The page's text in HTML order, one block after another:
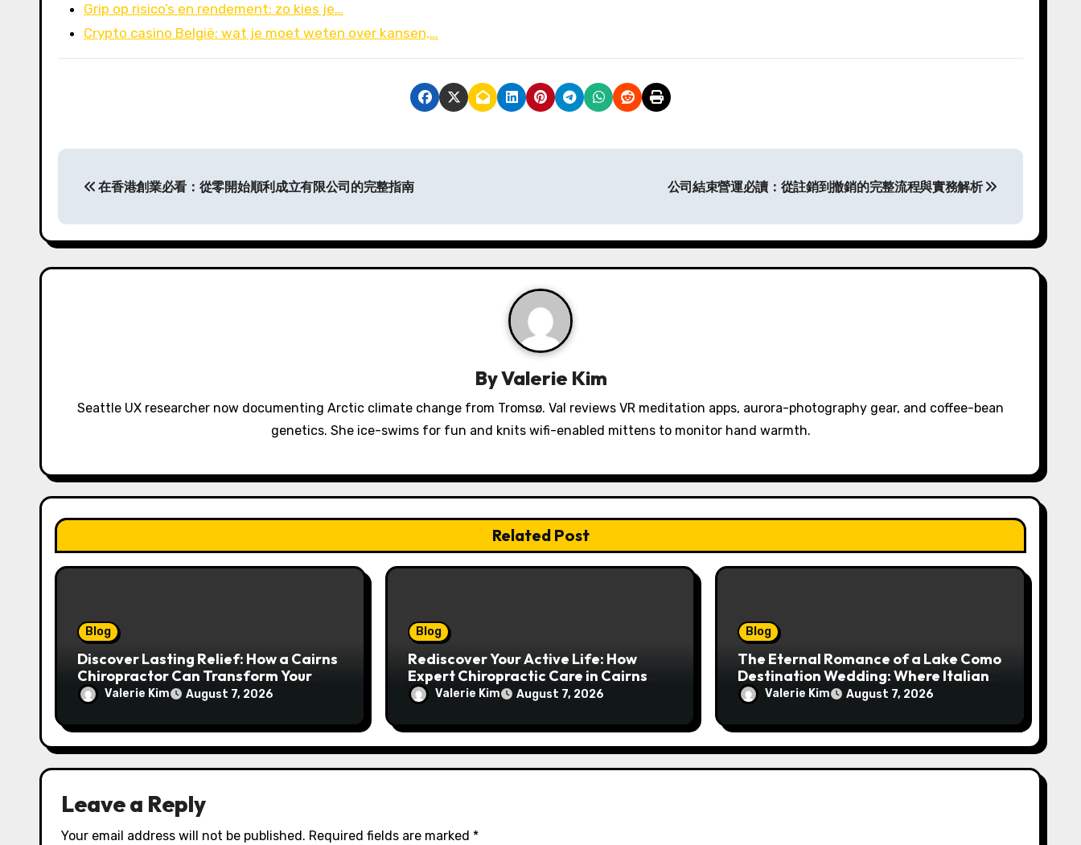
Grip op risico’s en rendement: zo kies je…
Crypto casino België: wat je moet weten over kansen,…
P
s
t
t
i
o
在香港創業必看：從零開始順利成立有限公司的完整指南 公司結束營運必讀：從註銷到撤銷的完整流程與實務解析
ByValerie Kim
Seattle UX researcher now documenting Arctic climate change from Tromsø. Val reviews VR meditation apps, aurora-photography gear, and coffee-bean
genetics. She ice-swims for fun and knits wifi-enabled mittens to monitor hand warmth.
Related Post
Blog
Discover Lasting Relief: How a Cairns
Chiropractor Can Transform Your
Spinal Health
Valerie Kim August 7, 2026
Blog
Rediscover Your Active Life: How
Expert Chiropractic Care in Cairns
Transforms Pain into Possibility
Valerie Kim August 7, 2026
Blog
The Eternal Romance of a Lake Como
Destination Wedding: Where Italian
Elegance Meets Alpine Serenity
Valerie Kim August 7, 2026
Leave a Reply
Your email address will not be published. Required fields are marked *